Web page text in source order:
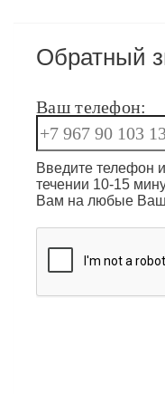
Обратный
Ваш телефон:
Введите телефон
течении 10-15
Вам на любые